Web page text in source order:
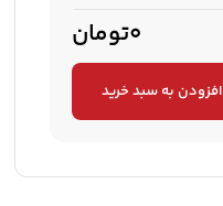
0تومان
افزودن به سبد خرید